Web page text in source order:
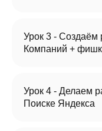
Урок 3 - Создаём
Компаний +
Урок 4 - Делаем
Поиске Яндекса
В обучении вы
которая
Тарифы на